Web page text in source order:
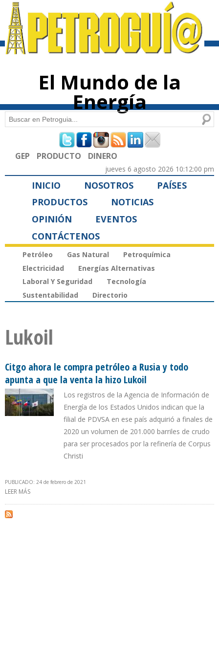
contenido
El Mundo de la
Energía
Formulario de búsqueda
Buscar
GEP PRODUCTO DINERO
jueves 6 agosto 2026 10:12:00 pm
INICIO NOSOTROS
PAÍSES
PRODUCTOS
NOTICIAS
OPINIÓN
EVENTOS
CONTÁCTENOS
Petróleo Gas Natural
Petroquímica
Electricidad
Energías Alternativas
Laboral Y Seguridad
Tecnología
Sustentabilidad
Directorio
Lukoil
Citgo ahora le compra petróleo a Rusia y todo
apunta a que la venta la hizo Lukoil
Los registros de la Agencia de Información de
Energía de los Estados Unidos indican que la
filial de PDVSA en ese país adquirió a finales de
2020 un volumen de 201.000 barriles de crudo
para ser procesados por la refinería de Corpus
Christi
PUBLICADO: 24 de febrero de 2021
LEER MÁS